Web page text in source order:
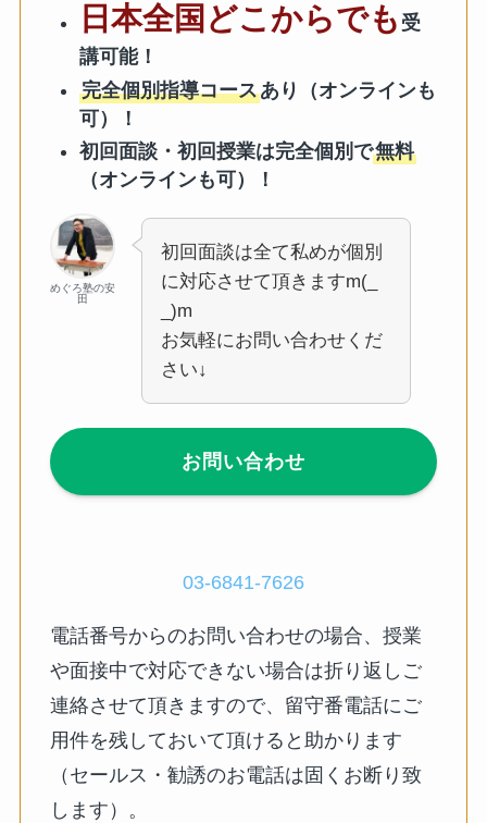
日本全国どこからでも 受
講可能！
完全個別指導コースあり（オンラインも
可）！
初回面談・初回授業は完全個別で無料
（オンラインも可）！
めぐろ塾の安
田
初回面談は全て私めが個別
に対応させて頂きますm(_
_)m
お気軽にお問い合わせくだ
さい↓
お問い合わせ
03-6841-7626
電話番号からのお問い合わせの場合、授業
や面接中で対応できない場合は折り返しご
連絡させて頂きますので、留守番電話にご
用件を残しておいて頂けると助かります
（セールス・勧誘のお電話は固くお断り致
します）。